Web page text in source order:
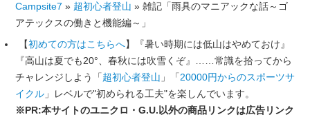
Campsite7 » 超初心者登山 » 雑記「雨具のマニアックな話～ゴ
アテックスの働きと機能編～」
【初めての方はこちらへ】『暑い時期には低山はやめておけ』
『高山は夏でも20°、春秋には吹雪くぞ』……常識を拾ってから
チャレンジしよう「超初心者登山 」「20000円からのスポーツサ
イクル」レベルで"初められる工夫"を楽しんでいます。
※PR:本サイトのユニクロ・G.U.以外の商品リンクは広告リンク